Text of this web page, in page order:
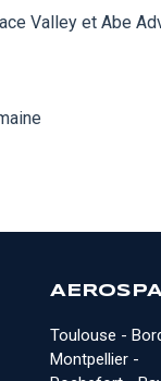
Valley et Abe
Toulouse -
Montpellier -